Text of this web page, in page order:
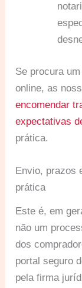
Se procura
online, as
encomendar
expectativas
prática.
Envio, prazos
prática
Este é, em
não um
dos
portal seguro
pela firma